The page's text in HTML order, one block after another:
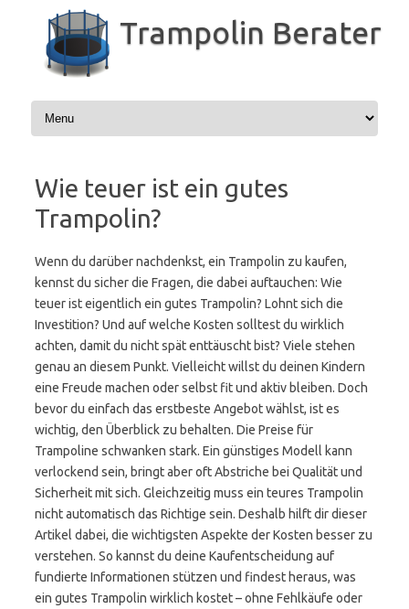
Inhalt
springen
Trampolin Berater
Wie teuer ist ein gutes
Trampolin?
Wenn du darüber nachdenkst, ein Trampolin zu kaufen,
kennst du sicher die Fragen, die dabei auftauchen: Wie
teuer ist eigentlich ein gutes Trampolin? Lohnt sich die
Investition? Und auf welche Kosten solltest du wirklich
achten, damit du nicht spät enttäuscht bist? Viele stehen
genau an diesem Punkt. Vielleicht willst du deinen Kindern
eine Freude machen oder selbst fit und aktiv bleiben. Doch
bevor du einfach das erstbeste Angebot wählst, ist es
wichtig, den Überblick zu behalten. Die Preise für
Trampoline schwanken stark. Ein günstiges Modell kann
verlockend sein, bringt aber oft Abstriche bei Qualität und
Sicherheit mit sich. Gleichzeitig muss ein teures Trampolin
nicht automatisch das Richtige sein. Deshalb hilft dir dieser
Artikel dabei, die wichtigsten Aspekte der Kosten besser zu
verstehen. So kannst du deine Kaufentscheidung auf
fundierte Informationen stützen und findest heraus, was
ein gutes Trampolin wirklich kostet – ohne Fehlkäufe oder